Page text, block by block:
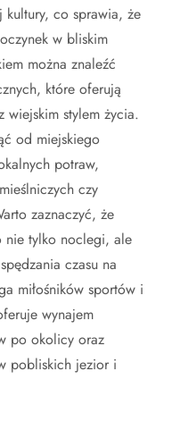
co sprawia, że
w bliskim
można znaleźć
które oferują
wiejskim stylem życia.
od miejskiego
potraw,
czy
zaznaczyć, że
nie tylko noclegi, ale
czasu na
miłośników sportów i
wynajem
po okolicy oraz
pobliskich jezior i